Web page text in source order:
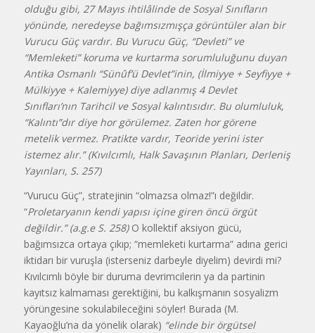
olduğu gibi, 27 Mayıs ihtilâlinde de Sosyal Sınıfların
yönünde, neredeyse bağımsızmışça görüntüler alan bir
Vurucu Güç vardır. Bu Vurucu Güç, “Devleti” ve
“Memleketi” koruma ve kurtarma sorumluluğunu duyan
Antika Osmanlı “Sünûf’ü Devlet”inin, (İlmiyye + Seyfiyye +
Mülkiyye + Kalemiyye) diye adlanmış 4 Devlet
Sınıfları’nın Tarihcil ve Sosyal kalıntısıdır. Bu olumluluk,
“Kalıntı”dır diye hor görülemez. Zaten hor görene
metelik vermez. Pratikte vardır, Teoride yerini ister
istemez alır.” (Kıvılcımlı, Halk Savaşının Planları, Derleniş
Yayınları, S. 257)
“Vurucu Güç”, stratejinin “olmazsa olmaz!”ı değildir.
“Proletaryanın kendi yapısı içine giren öncü örgüt
değildir.” (a.g.e S. 258) O kollektif aksiyon gücü,
bağımsızca ortaya çıkıp; “memleketi kurtarma” adına gerici
iktidarı bir vuruşla (isterseniz darbeyle diyelim) devirdi mi?
Kıvılcımlı böyle bir duruma devrimcilerin ya da partinin
kayıtsız kalmaması gerektiğini, bu kalkışmanın sosyalizm
yörüngesine sokulabileceğini söyler! Burada (M.
Kayaoğlu’na da yönelik olarak) “elinde bir örgütsel